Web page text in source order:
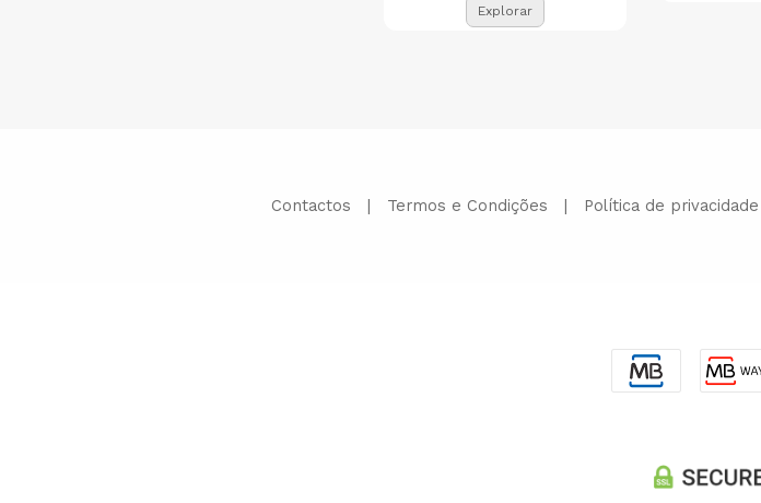
Explorar
Contactos | Termos e Condições | Política de privacidade